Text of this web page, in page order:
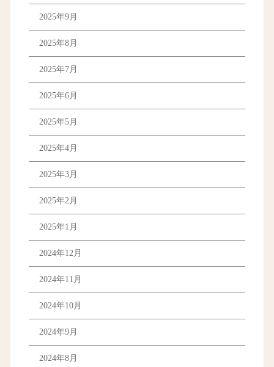
2025年9月
2025年8月
2025年7月
2025年6月
2025年5月
2025年4月
2025年3月
2025年2月
2025年1月
2024年12月
2024年11月
2024年10月
2024年9月
2024年8月